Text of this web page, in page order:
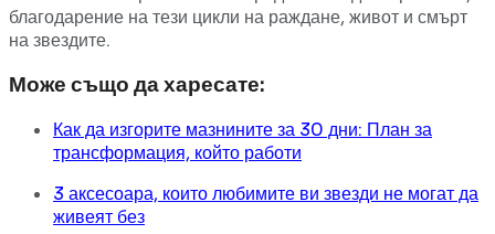
благодарение на тези цикли на раждане, живот и смърт
на звездите.
Може също да харесате:
Как да изгорите мазнините за 30 дни: План за
трансформация, който работи
3 аксесоара, които любимите ви звезди не могат да
живеят без